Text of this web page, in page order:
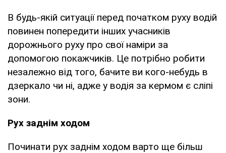
В будь-якій ситуації перед початком руху водій
повинен попередити інших учасників
дорожнього руху про свої наміри за
допомогою покажчиків. Це потрібно робити
незалежно від того, бачите ви кого-небудь в
дзеркало чи ні, адже у водія за кермом є сліпі
зони.
Рух заднім ходом
Починати рух заднім ходом варто ще більш